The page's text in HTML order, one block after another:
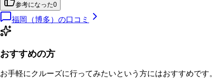
参考になった0
福岡（博多） の口コミ
おすすめの方
お手軽にクルーズに行ってみたいという方にはおすすめです。